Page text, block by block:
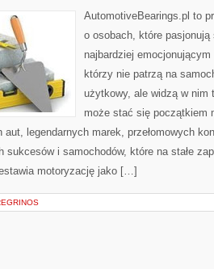
AutomotiveBearings.pl to
o osobach, które
najbardziej
którzy nie patrzą na
użytkowy, ale widzą w nim
może stać się początkiem
aut, legendarnych marek, przełomowych
sukcesów i samochodów, które na stałe
motoryzację jako […]